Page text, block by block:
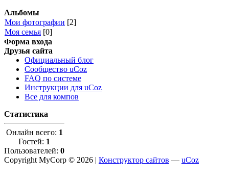
Альбомы
Мои фотографии [2]
Моя семья [0]
Форма входа
Друзья сайта
Официальный блог
Сообщество uCoz
FAQ по системе
Инструкции для uCoz
Все для компов
Статистика
Онлайн всего: 1
Гостей: 1
Пользователей: 0
Copyright MyCorp © 2026 | Конструктор сайтов — uCoz